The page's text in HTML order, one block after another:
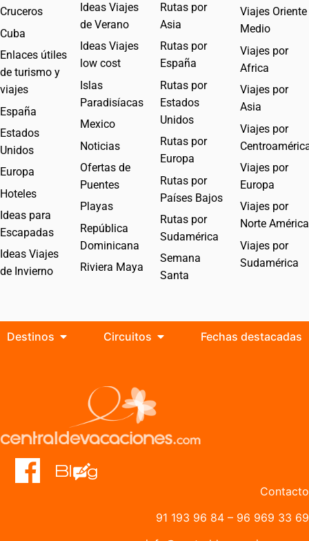
Cruceros
Cuba
Enlaces útiles
de turismo y
viajes
España
Estados
Unidos
Europa
Hoteles
Ideas para
Escapadas
Ideas Viajes
de Invierno
Ideas Viajes
de Verano
Ideas Viajes
low cost
Islas
Paradisíacas
Mexico
Noticias
Ofertas de
Puentes
Playas
República
Dominicana
Riviera Maya
Rutas por
Asia
Rutas por
España
Rutas por
Estados
Unidos
Rutas por
Europa
Rutas por
Países Bajos
Rutas por
Sudamérica
Semana
Santa
Viajes Oriente
Medio
Viajes por
Africa
Viajes por
Asia
Viajes por
Viajes por
Europa
Viajes por
Norte América
Viajes por
Sudamérica
Destinos Circuitos Fechas destacadas
Contacto
91 193 96 84 – 96 969 33 69